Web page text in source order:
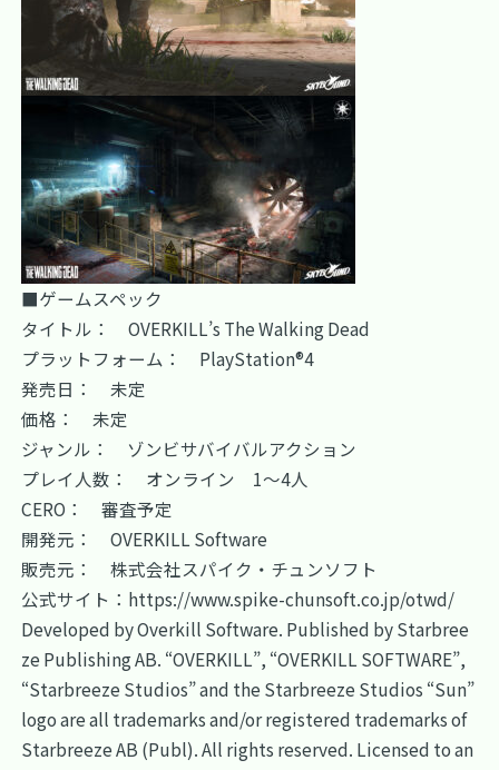
■ゲームスペック
タイトル： OVERKILL’s The Walking Dead
プラットフォーム： PlayStation®4
発売日： 未定
価格： 未定
ジャンル： ゾンビサバイバルアクション
プレイ人数： オンライン 1～4人
CERO： 審査予定
開発元： OVERKILL Software
販売元： 株式会社スパイク・チュンソフト
公式サイト： https://www.spike-chunsoft.co.jp/otwd/
Developed by Overkill Software. Published by Starbree
ze Publishing AB. “OVERKILL”, “OVERKILL SOFTWARE”,
“Starbreeze Studios” and the Starbreeze Studios “Sun”
logo are all trademarks and/or registered trademarks of
Starbreeze AB (Publ). All rights reserved. Licensed to an